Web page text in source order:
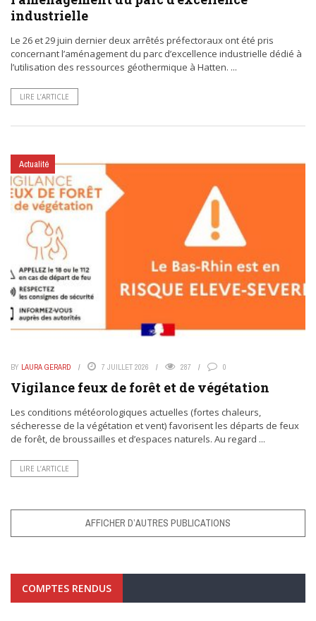
industrielle
Le 26 et 29 juin dernier deux arrêtés préfectoraux ont été pris
concernant l’aménagement du parc d’excellence industrielle dédié à
l’utilisation des ressources géothermique à Hatten. ...
LIRE L’ARTICLE
Actualité
BY LAURA GERARD 7 JUILLET 2026 287 0
Vigilance feux de forêt et de végétation
Les conditions météorologiques actuelles (fortes chaleurs,
sécheresse de la végétation et vent) favorisent les départs de feux
de forêt, de broussailles et d’espaces naturels. Au regard ...
LIRE L’ARTICLE
AFFICHER D’AUTRES PUBLICATIONS
COMPTES RENDUS